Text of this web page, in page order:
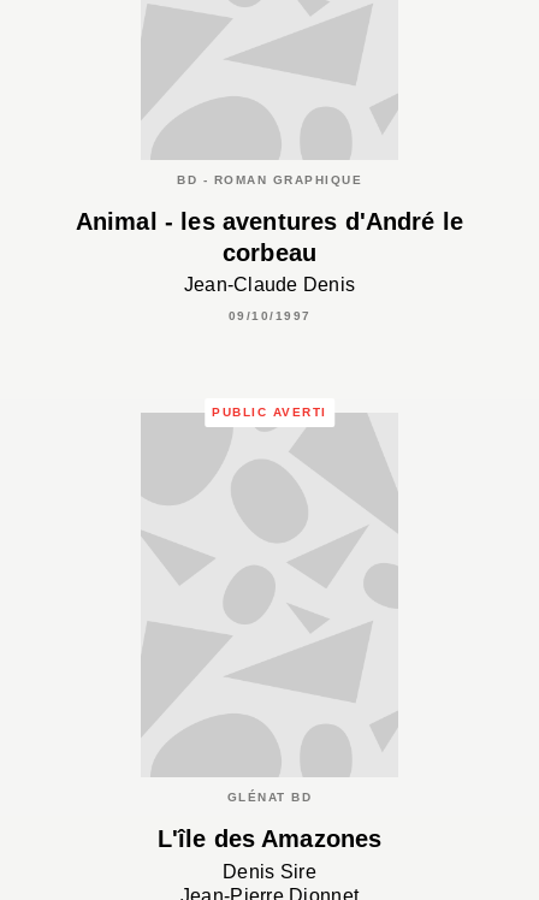
BD - ROMAN GRAPHIQUE
Animal - les aventures d'André le
corbeau
Jean-Claude Denis
09/10/1997
PUBLIC AVERTI
GLÉNAT BD
L'île des Amazones
Denis Sire
Jean-Pierre Dionnet